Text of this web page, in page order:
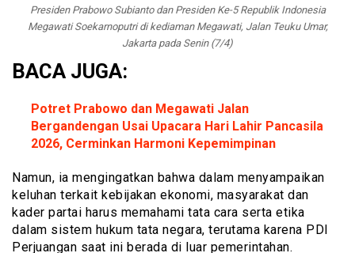
Presiden Prabowo Subianto dan Presiden Ke-5 Republik Indonesia
Megawati Soekarnoputri di kediaman Megawati, Jalan Teuku Umar,
Jakarta pada Senin (7/4)
BACA JUGA:
Potret Prabowo dan Megawati Jalan
Bergandengan Usai Upacara Hari Lahir Pancasila
2026, Cerminkan Harmoni Kepemimpinan
Namun, ia mengingatkan bahwa dalam menyampaikan
keluhan terkait kebijakan ekonomi, masyarakat dan
kader partai harus memahami tata cara serta etika
dalam sistem hukum tata negara, terutama karena PDI
Perjuangan saat ini berada di luar pemerintahan.